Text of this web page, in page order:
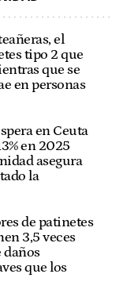
el
tipo 2 que
que se
en personas
en Ceuta
en 2025
asegura
la
de patinetes
3,5 veces
daños
que los